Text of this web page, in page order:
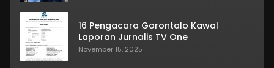
16 Pengacara Gorontalo Kawal
Laporan Jurnalis TV One
November 15, 2025